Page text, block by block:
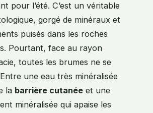
pour l’été. C’est un véritable
gorgé de minéraux et
puisés dans les roches
Pourtant, face au rayon
toutes les brumes ne se
une eau très minéralisée
la barrière cutanée et une
minéralisée qui apaise les